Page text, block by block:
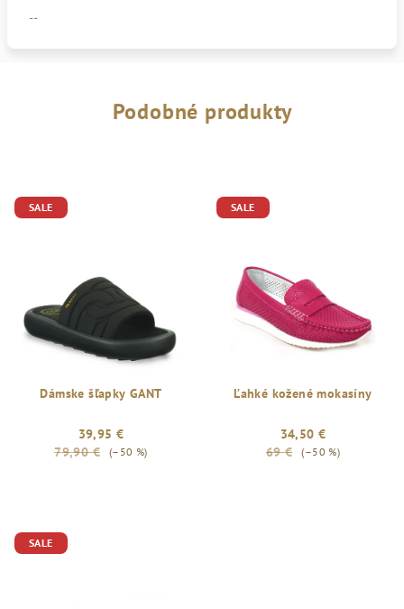
--
Podobné produkty
SALE
Dámske šľapky GANT
39,95 €
79,90 €
(–50 %)
SALE
Ľahké kožené mokasíny
34,50 €
69 €
(–50 %)
SALE